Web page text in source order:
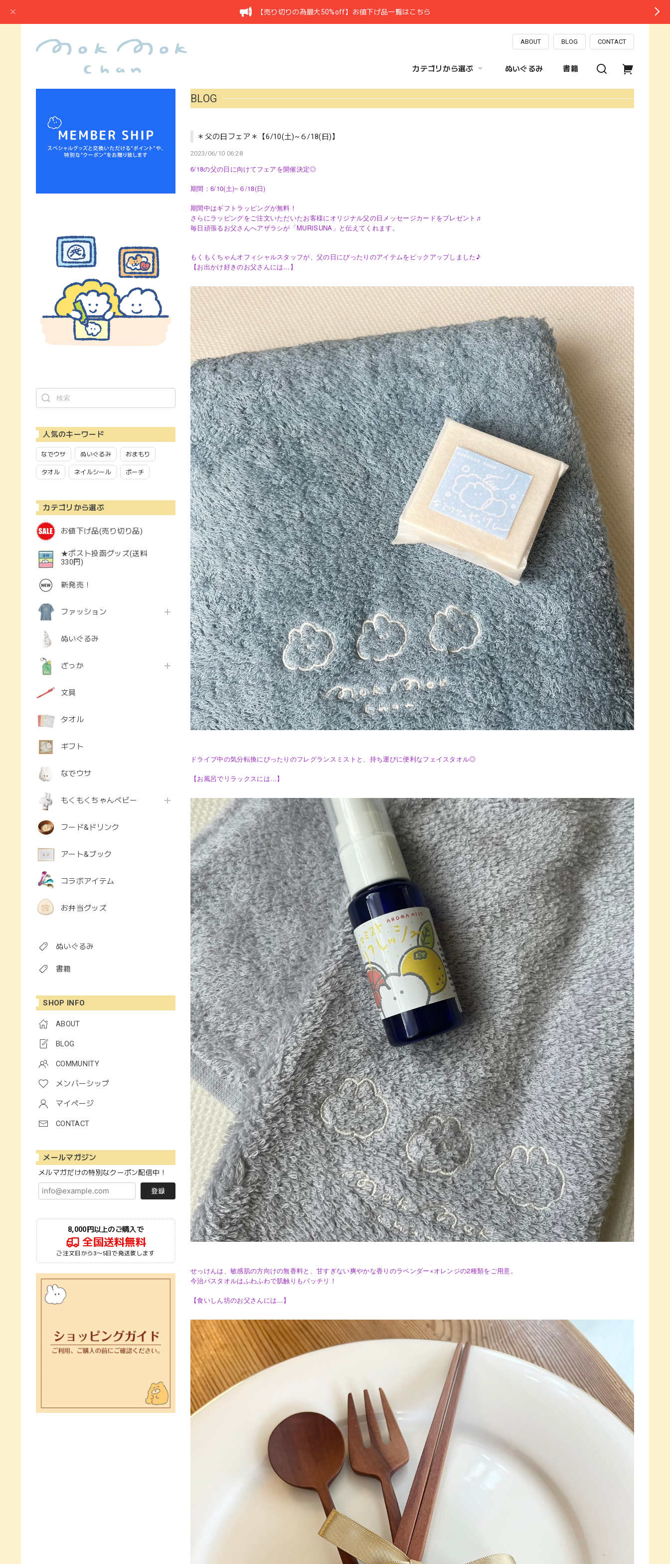
【売り切りの為最大50%off】お値下げ品一覧はこちら
ABOUT BLOG CONTACT
カテゴリから選ぶ ぬいぐるみ 書籍
人気のキーワード
なでウサ ぬいぐるみ おまもり
タオル ネイルシール ポーチ
カテゴリから選ぶ
お値下げ品(売り切り品)
★ポスト投函グッズ(送料
330円)
新発売！
ファッション
ぬいぐるみ
ざっか
文具
タオル
ギフト
なでウサ
もくもくちゃんベビー
フード&ドリンク
アート&ブック
コラボアイテム
お弁当グッズ
ぬいぐるみ
書籍
SHOP INFO
ABOUT
BLOG
COMMUNITY
メンバーシップ
マイページ
CONTACT
メールマガジン
メルマガだけの特別なクーポン配信中！
登録
8,000円以上のご購入で
全国送料無料
ご注文日から3〜5日で発送致します
BLOG
＊父の日フェア＊【6/10(土)~６/18(日)】
2023/06/10 06:28
6/18の父の日に向けてフェアを開催決定◎
期間：6/10(土)~６/18(日)
期間中はギフトラッピングが無料！
さらにラッピングをご注文いただいたお客様にオリジナル父の日メッセージカードをプレゼント♬
毎日頑張るお父さんへアザラシが「MURISUNA」と伝えてくれます。
もくもくちゃんオフィシャルスタッフが、父の日にぴったりのアイテムをピックアップしました♪
【お出かけ好きのお父さんには…】
ドライブ中の気分転換にぴったりのフレグランスミストと、持ち運びに便利なフェイスタオル◎
【お風呂でリラックスには…】
せっけんは、敏感肌の方向けの無香料と、甘すぎない爽やかな香りのラベンダー×オレンジの2種類をご用意。
今治バスタオルはふわふわで肌触りもバッチリ！
【食いしん坊のお父さんには…】